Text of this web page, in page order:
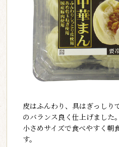
皮はふんわり、具はぎっしり
のバランス良く仕上げました。
小さめサイズで食べやすく朝
す。